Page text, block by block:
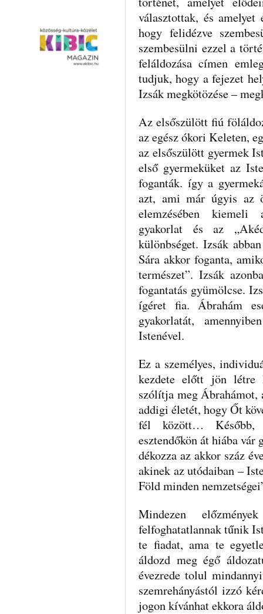
válasz­tottak, és
hogy felidézve
szembesülni ezzel a
feláldozása címen
tudjuk, hogy a fejezet
Izsák megkötözése –
Az elsőszülött fiú
az egész ókori Keleten,
az elsőszülött gyermek
első gyermeküket az
foganták. így a
azt, ami már úgyis az
elemzésében kiemeli
gyakorlat és az
különbséget. Izsák
Sára akkor foganta,
természet”. Izsák
fogantatás gyü­mölcse.
ígéret fia. Ábrahám
gyakorlatát,
Istenével.
Ez a személyes,
kezdete előtt jön létre
szólítja meg Ábrahámot,
addigi életét, hogy Őt
fél között… Később,
esztendőkön át hiába
dékozza az akkor száz
akinek az utódaiban –
Föld minden
Mindezen
felfoghatatlannak tűnik
te fiadat, ama te
áldozd meg égő
évezre­de tolul
szemrehányástól izzó
jogon kívánhat ekkora